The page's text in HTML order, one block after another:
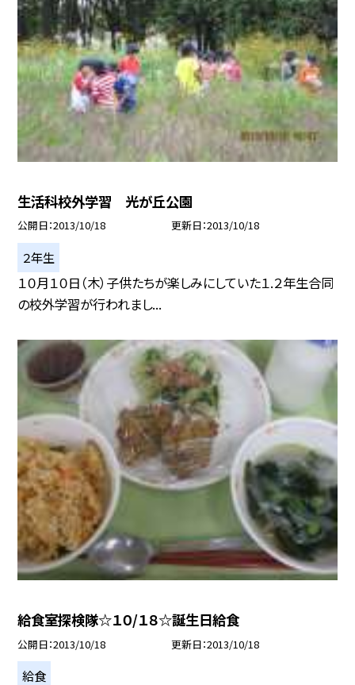
生活科校外学習 光が丘公園
公開日 2013/10/18 更新日 2013/10/18
２年生
１０月１０日（木）子供たちが楽しみにしていた１.２年生合同
の校外学習が行われまし...
給食室探検隊☆１０/１８☆誕生日給食
公開日 2013/10/18 更新日 2013/10/18
給食